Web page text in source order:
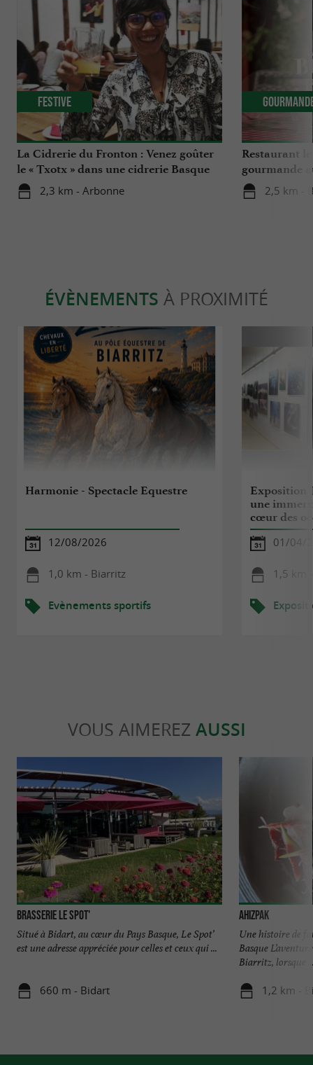
La Cidrerie du Fronton : Venez goûter
le « Txotx » dans une cidrerie Basque
2,3 km - Arbonne
Festive
Restaurant
gourmande
Berrua 4* à
2,5 km -
ÉVÈNEMENTS À PROXIMITÉ
Harmonie - Spectacle Equestre
12/08/2026
1,0 km - Biarritz
Evènements sportifs
Exposition
une
cœur des
01/04/
1,5 km
VOUS AIMEREZ AUSSI
Brasserie le Spot'
Situé à Bidart, au cœur du Pays Basque, Le Spot’
est une adresse appréciée pour celles et ceux qui ...
660 m - Bidart
Ahizpak
Une histoire de
Basque
Biarritz, lorsque
1,2 km -